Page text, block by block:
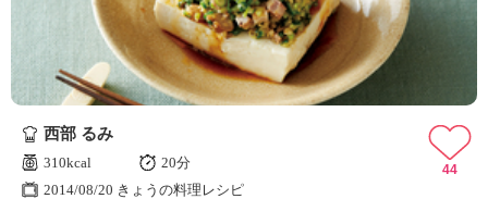
西部 るみ
310kcal
20分
2014/08/20 きょうの料理レシピ
44